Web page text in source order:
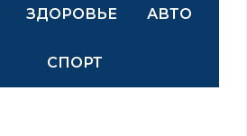
ЗДОРОВЬЕ АВТО
СПОРТ